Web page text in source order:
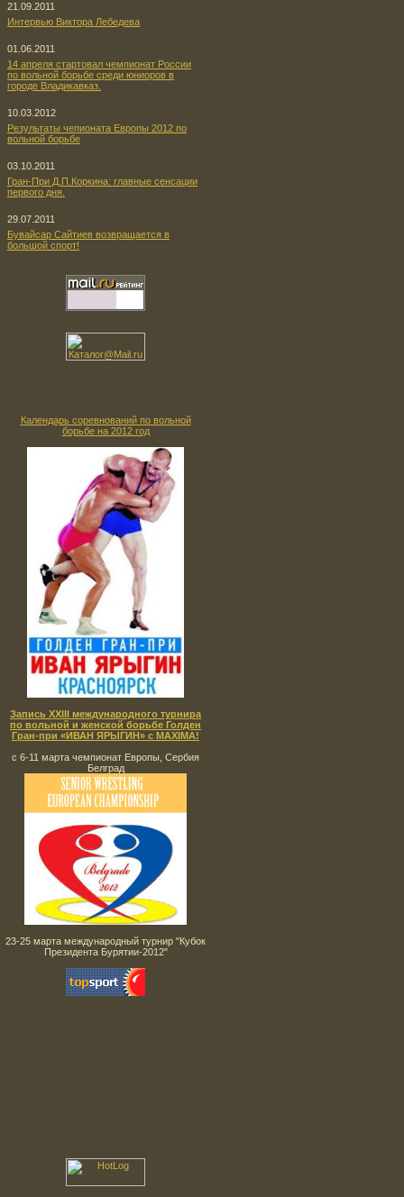
21.09.2011
Интервью Виктора Лебедева
01.06.2011
14 апреля стартовал чемпионат России
по вольной борьбе среди юниоров в
городе Владикавказ.
10.03.2012
Результаты чепионата Европы 2012 по
вольной борьбе
03.10.2011
Гран-При Д.П.Коркина: главные сенсации
первого дня.
29.07.2011
Бувайсар Сайтиев возвращается в
большой спорт!
Календарь соревнований по вольной
борьбе на 2012 год
Запись XXIII международного турнира
по вольной и женской борьбе Голден
Гран-при «ИВАН ЯРЫГИН» с MAXIMA!
с 6-11 марта чемпионат Европы, Сербия
Белград
23-25 марта международный турнир "Кубок
Президента Бурятии-2012"